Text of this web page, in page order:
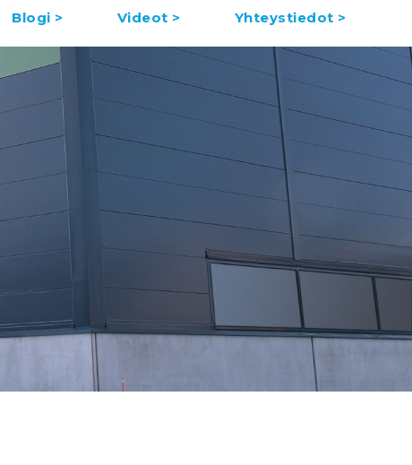
Blogi > Videot > Yhteystiedot >